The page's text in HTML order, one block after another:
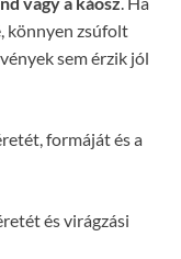
könnyen zsúfolt
sem érzik jól
formáját és a
és virágzási